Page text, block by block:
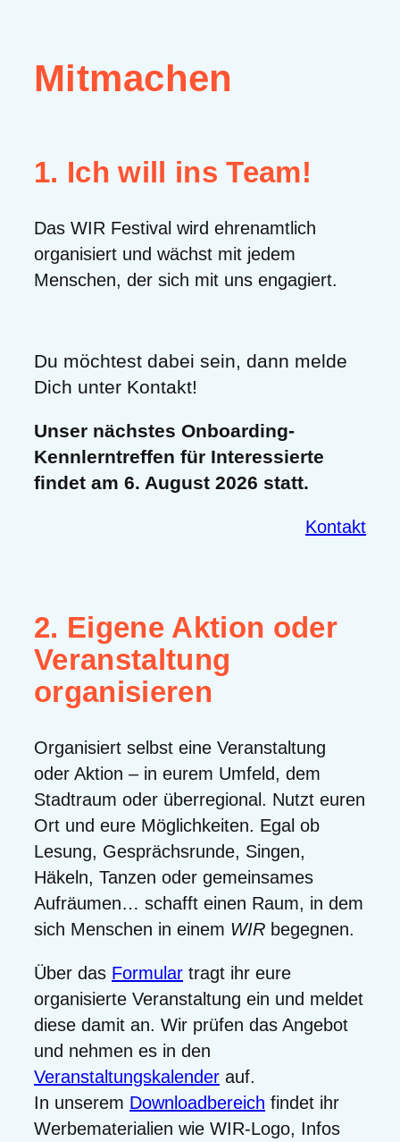
Mitmachen
1. Ich will ins Team!
Das WIR Festival wird ehrenamtlich
organisiert und wächst mit jedem
Menschen, der sich mit uns engagiert.
Du möchtest dabei sein, dann melde
Dich unter Kontakt!
Unser nächstes Onboarding-
Kennlerntreffen für Interessierte
findet am 6. August 2026 statt.
Kontakt
2. Eigene Aktion oder
Veranstaltung
organisieren
Organisiert selbst eine Veranstaltung
oder Aktion – in eurem Umfeld, dem
Stadtraum oder überregional. Nutzt euren
Ort und eure Möglichkeiten. Egal ob
Lesung, Gesprächsrunde, Singen,
Häkeln, Tanzen oder gemeinsames
Aufräumen… schafft einen Raum, in dem
sich Menschen in einem WIR begegnen.
Über das Formular tragt ihr eure
organisierte Veranstaltung ein und meldet
diese damit an. Wir prüfen das Angebot
und nehmen es in den
Veranstaltungskalender auf.
In unserem Downloadbereich findet ihr
Werbematerialien wie WIR-Logo, Infos